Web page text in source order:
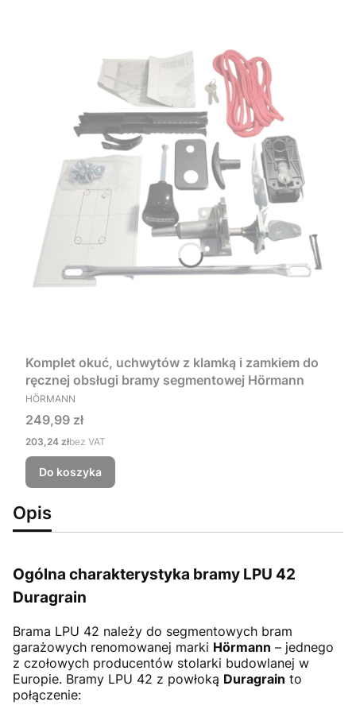
Komplet okuć, uchwytów z klamką i zamkiem do
ręcznej obsługi bramy segmentowej Hörmann
PRODUCENT
HÖRMANN
Cena
249,99 zł
Cena
203,24 złbez VAT
Do koszyka
Opis
Ogólna charakterystyka bramy LPU 42
Duragrain
Brama LPU 42 należy do segmentowych bram
garażowych renomowanej marki Hörmann – jednego
z czołowych producentów stolarki budowlanej w
Europie. Bramy LPU 42 z powłoką Duragrain to
połączenie: